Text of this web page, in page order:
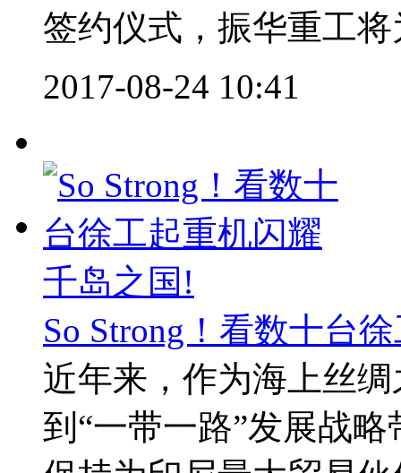
签约仪式，振华重工将
2017-08-24 10:41
So Strong！看数十台
近年来，作为海上丝
到“一带一路”发展战